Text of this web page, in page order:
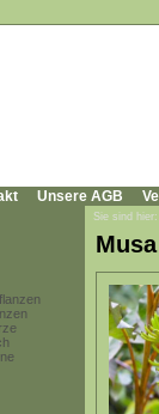
Unsere AGB
Sie sind hier: